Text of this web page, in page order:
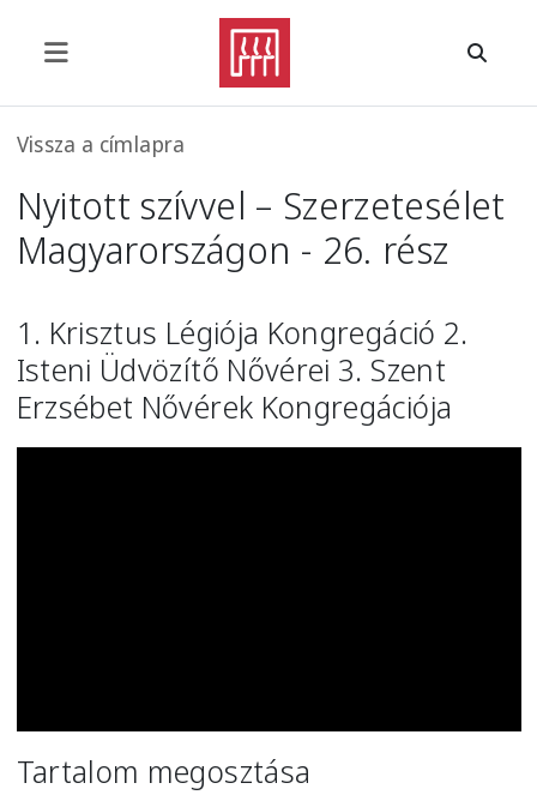
Morzsa
Vissza a címlapra
Nyitott szívvel – Szerzetesélet
Magyarországon - 26. rész
1. Krisztus Légiója Kongregáció 2.
Isteni Üdvözítő Nővérei 3. Szent
Erzsébet Nővérek Kongregációja
Tartalom megosztása